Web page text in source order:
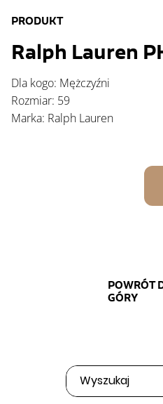
PRODUKT
Ralph Lauren
Dla kogo: Mężczyźni
Rozmiar: 59
Marka: Ralph Lauren
POWRÓT
GÓRY